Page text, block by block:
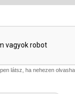
látsz, ha nehezen